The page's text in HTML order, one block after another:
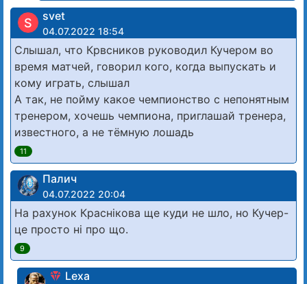
S svet
04.07.2022 18:54
Слышал, что Крвсников руководил Кучером во
время матчей, говорил кого, когда выпускать и
кому играть, слышал
А так, не пойму какое чемпионство с непонятным
тренером, хочешь чемпиона, приглашай тренера,
известного, а не тёмную лошадь
11
Палич
04.07.2022 20:04
На рахунок Краснікова ще куди не шло, но Кучер-
це просто ні про що.
9
Lexa